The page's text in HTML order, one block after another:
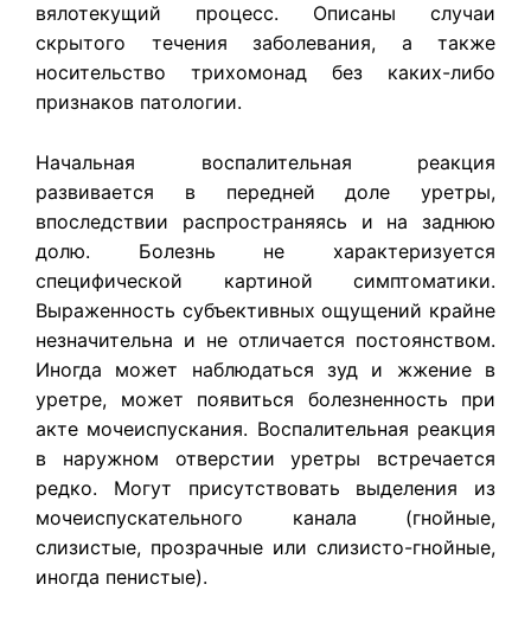
вялотекущий процесс. Описаны случаи
скрытого течения заболевания, а также
носительство трихомонад без каких-либо
признаков патологии.
Начальная воспалительная реакция
развивается в передней доле уретры,
впоследствии распространяясь и на заднюю
долю. Болезнь не характеризуется
специфической картиной симптоматики.
Выраженность субъективных ощущений крайне
незначительна и не отличается постоянством.
Иногда может наблюдаться зуд и жжение в
уретре, может появиться болезненность при
акте мочеиспускания. Воспалительная реакция
в наружном отверстии уретры встречается
редко. Могут присутствовать выделения из
мочеиспускательного канала (гнойные,
слизистые, прозрачные или слизисто-гнойные,
иногда пенистые).